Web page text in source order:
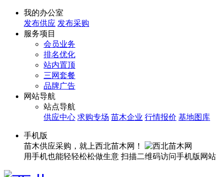
我的办公室
发布供应 发布采购
服务项目
会员业务
排名优化
站内置顶
三网套餐
品牌广告
网站导航
站点导航
供应中心 求购专场 苗木企业 行情报价 基地图库
手机版
苗木供应采购，就上西北苗木网！
用手机也能轻轻松松做生意 扫描二维码访问手机版网站